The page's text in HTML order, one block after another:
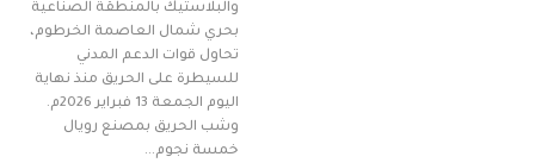
والبلاستيك بالمنطقة الصناعية
بحري شمال العاصمة الخرطوم،
تحاول قوات الدعم المدني
للسيطرة على الحريق منذ نهاية
اليوم الجمعة 13 فبراير 2026م.
وشب الحريق بمصنع رويال
خمسة نجوم…